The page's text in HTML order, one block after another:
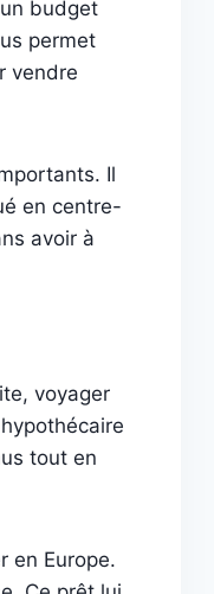
budget
permet
vendre
Il
en centre-
avoir à
voyager
tout en
en Europe.